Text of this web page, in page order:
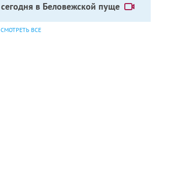
сегодня в Беловежской пуще
СМОТРЕТЬ ВСЕ